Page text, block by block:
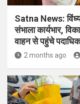
Satna News: विंध्य
संभाला कार्यभार,
वाहन से पहुंचे
2 months ago